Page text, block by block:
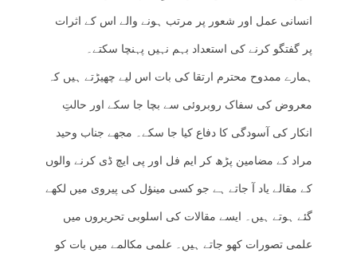
انسانی عمل اور شعور پر مرتب ہونے والے اس کے اثرات
پر گفتگو کرنے کی استعداد بہم نہیں پہنچا سکتے۔
ہمارے ممدوح محترم ارتقا کی بات اس لیے چھیڑتے ہیں کہ
معروض کی سفاک روبروئی سے بچا جا سکے اور حالتِ
انکار کی آسودگی کا دفاع کیا جا سکے۔ مجھے جناب وحید
مراد کے مضامین پڑھ کر ایم فل اور پی ایچ ڈی کرنے والوں
کے مقالے یاد آ جاتے ہے جو کسی مینؤل کی پیروی میں لکھے
گئے ہوتے ہیں۔ ایسے مقالات کی اسلوبی تحریروں میں
علمی تصورات کھو جاتے ہیں۔ علمی مکالمے میں بات کو